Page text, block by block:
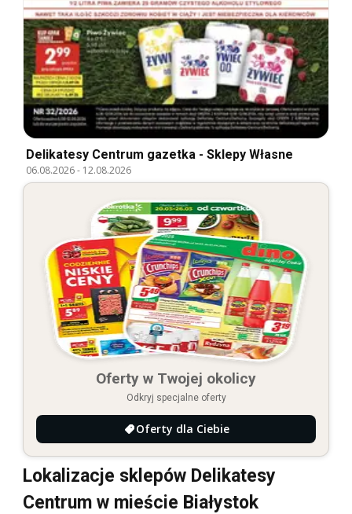
Delikatesy Centrum gazetka - Sklepy Własne
06.08.2026- 12.08.2026
Oferty w Twojej okolicy
Odkryj specjalne oferty
Oferty dla Ciebie
Lokalizacje sklepów Delikatesy
Centrum w mieście Białystok